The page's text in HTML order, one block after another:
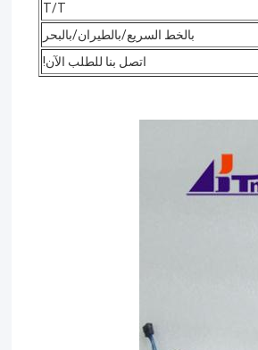
T/T
بالخط السريع/بالطيران/بالبحر
اتصل بنا للطلب الآن!